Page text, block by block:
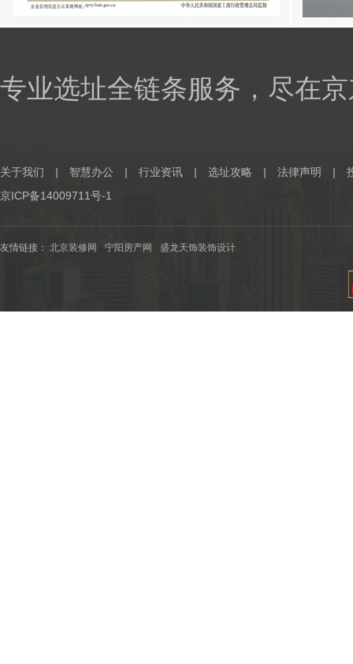
专业选址全链条服务，尽在
关于我们 | 智慧办公 | 行业资讯 | 选址攻略 | 法律声明 |
京ICP备14009711号-1
友情链接： 北京装修网 宁阳房产网 盛龙天饰装饰设计